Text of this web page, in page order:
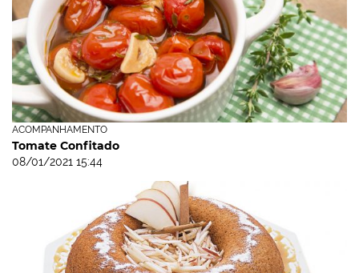
ACOMPANHAMENTO
Tomate Confitado
08/01/2021 15:44